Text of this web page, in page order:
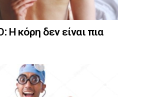
κόρη δεν είναι πια